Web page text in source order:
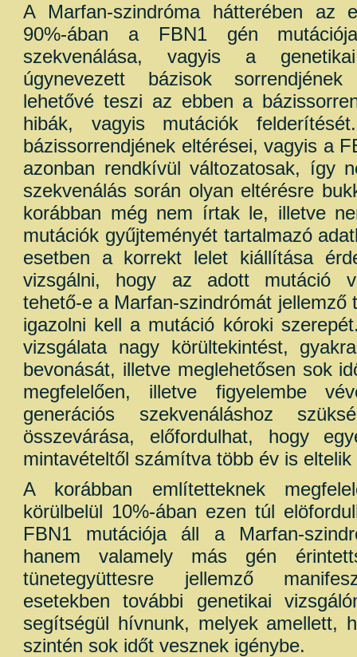
A Marfan-szindróma hátterében az
90%-ában a FBN1 gén
szekvenálása, vagyis a
úgynevezett bázisok sorrendjének
lehetővé teszi az ebben a
hibák, vagyis mutációk
bázissorrendjének eltérései, vagyis a
azonban rendkívül változatosak, így
szekvenálás során olyan eltérésre
korábban még nem írtak le, illetve
mutációk gyűjteményét tartalmazó
esetben a korrekt lelet kiállítása
vizsgálni, hogy az adott mutáció
tehető-e a Marfan-szindrómát jellemző
igazolni kell a mutáció kóroki
vizsgálata nagy körültekintést,
bevonását, illetve meglehetősen sok
megfelelően, illetve figyelembe
generációs szekvenáláshoz
összevárása, előfordulhat, hogy
mintavételtől számítva több év is
A korábban említetteknek
körülbelül 10%-ában ezen túl
FBN1 mutációja áll a Marfan-
hanem valamely más gén
tünetegyüttesre jellemző
esetekben további genetikai
segítségül hívnunk, melyek amellett,
szintén sok időt vesznek igénybe.